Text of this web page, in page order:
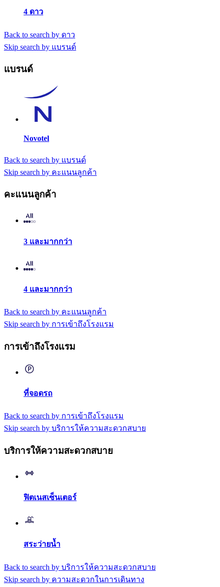
4 ดาว
Back to search by ดาว
Skip search by แบรนด์
แบรนด์
Novotel
Back to search by แบรนด์
Skip search by คะแนนลูกค้า
คะแนนลูกค้า
3 และมากกว่า
4 และมากกว่า
Back to search by คะแนนลูกค้า
Skip search by การเข้าถึงโรงแรม
การเข้าถึงโรงแรม
ที่จอดรถ
Back to search by การเข้าถึงโรงแรม
Skip search by บริการให้ความสะดวกสบาย
บริการให้ความสะดวกสบาย
ฟิตเนสเซ็นเตอร์
สระว่ายน้ำ
Back to search by บริการให้ความสะดวกสบาย
Skip search by ความสะดวกในการเดินทาง